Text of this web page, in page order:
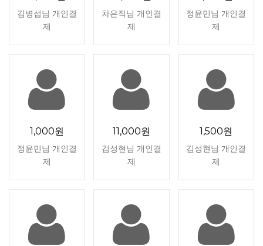
김병섭님 개인결
제
차은직님 개인결
제
정윤민님 개인결
제
1,000원
정윤민님 개인결
제
11,000원
김성현님 개인결
제
1,500원
김성현님 개인결
제